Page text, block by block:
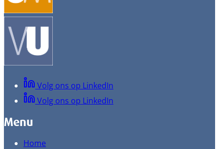
Volg ons op LinkedIn
Volg ons op LinkedIn
Menu
Home